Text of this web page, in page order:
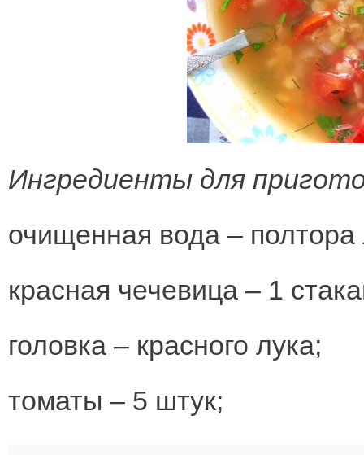
Ингредиенты для
очищенная вода – полтора
красная чечевица – 1
головка – красного лука;
томаты – 5 штук;